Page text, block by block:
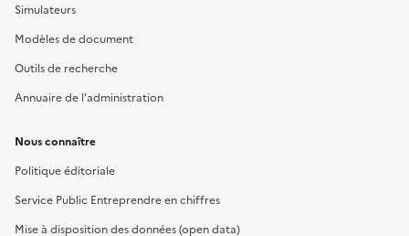
Simulateurs
Modèles de document
Outils de recherche
Annuaire de l'administration
Nous connaître
Politique éditoriale
Service Public Entreprendre en chiffres
Mise à disposition des données (open data)